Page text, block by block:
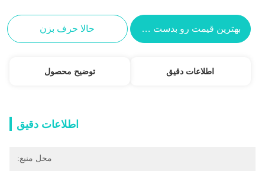
بهترین قیمت رو بدست بیار حالا حرف بزن
اطلاعات دقیق توضیح محصول
اطلاعات دقیق
محل منبع: